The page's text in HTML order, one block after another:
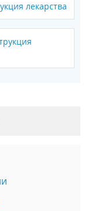
лекарства